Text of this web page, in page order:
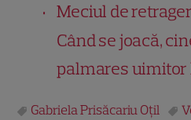
Meciul de
Când se joacă,
palmares uimitor
Gabriela Prisăcariu Oțil